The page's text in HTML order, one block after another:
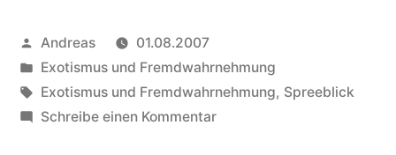
Veröffentlicht
von
Andreas
01.08.2007
Veröffentlicht
in
Exotismus und Fremdwahrnehmung
Schlagwörter:
Exotismus und Fremdwahrnehmung, Spreeblick
Schreibe einen Kommentarzu